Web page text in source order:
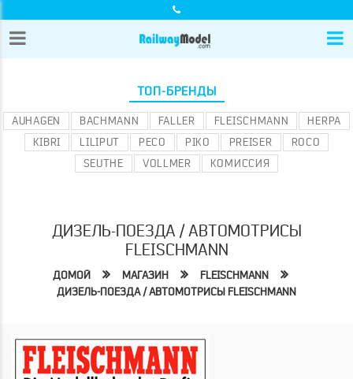
ТОП-БРЕНДЫ
AUHAGEN BACHMANN FALLER FLEISCHMANN
HERPA
KIBRI
LILIPUT PECO PIKO PREISER
ROCO
SEUTHE
VOLLMER КОМИССИЯ
ДИЗЕЛЬ-ПОЕЗДА / АВТОМОТРИСЫ
FLEISCHMANN
ДОМОЙ МАГАЗИН
FLEISCHMANN
ДИЗЕЛЬ-ПОЕЗДА / АВТОМОТРИСЫ FLEISCHMANN